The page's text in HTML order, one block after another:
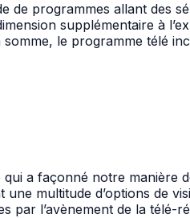
programmes allant des
supplémentaire à
le programme télé
a façonné notre
multitude d’options de
l’avènement de la